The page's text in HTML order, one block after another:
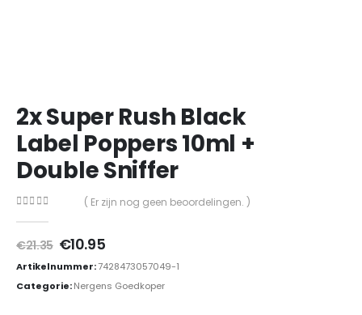
2x Super Rush Black
Label Poppers 10ml +
Double Sniffer
( Er zijn nog geen beoordelingen. )
€21.35 Oorspronkelijke
was:
€21.35.
€10.95Huidige
is:
€10.95.
Artikelnummer:7428473057049-1
Categorie:Nergens Goedkoper